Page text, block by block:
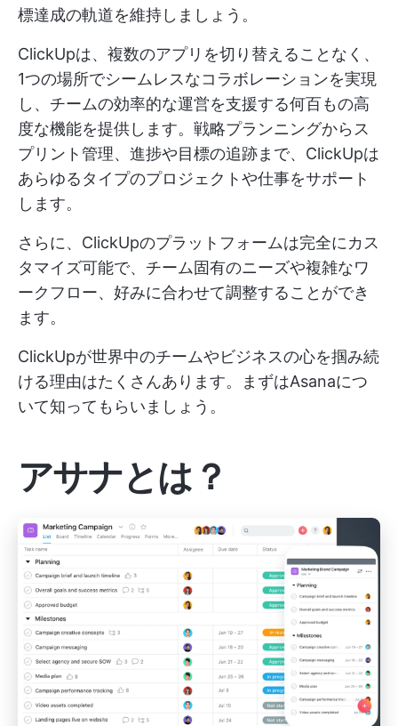
標達成の軌道を維持しましょう。
ClickUpは、複数のアプリを切り替えることなく、
1つの場所でシームレスなコラボレーションを実現
し、チームの効率的な運営を支援する何百もの高
度な機能を提供します。戦略プランニングからス
プリント管理、進捗や目標の追跡まで、ClickUpは
あらゆるタイプのプロジェクトや仕事をサポート
します。
さらに、ClickUpのプラットフォームは完全にカス
タマイズ可能で、チーム固有のニーズや複雑なワ
ークフロー、好みに合わせて調整することができ
ます。
ClickUpが世界中のチームやビジネスの心を掴み続
ける理由はたくさんあります。まずはAsanaにつ
いて知ってもらいましょう。
アサナとは？